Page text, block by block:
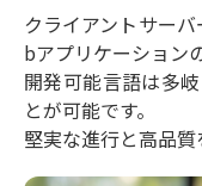
クライアントサー
bアプリケーション
開発可能言語は多
とが可能です。
堅実な進行と高品質